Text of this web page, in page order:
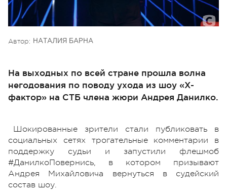
Автор: НАТАЛИЯ БАРНА
На выходных по всей стране прошла волна
негодования по поводу ухода из шоу «Х-
фактор» на СТБ члена жюри Андрея Данилко.
Шокированные зрители стали публиковать в
социальных сетях трогательные комментарии в
поддержку судьи и запустили флешмоб
#ДанилкоПовернись, в котором призывают
Андрея Михайловича вернуться в судейский
состав шоу.